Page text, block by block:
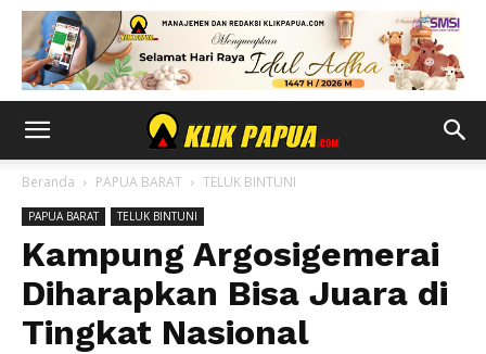
Beranda PAPUA BARAT TELUK BINTUNI
PAPUA BARAT TELUK BINTUNI
Kampung Argosigemerai
Diharapkan Bisa Juara di
Tingkat Nasional